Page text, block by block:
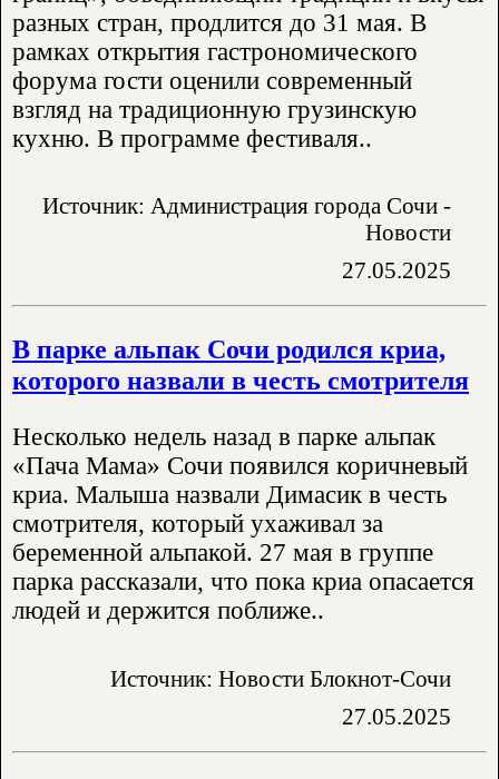
разных стран, продлится до 31 мая. В
рамках открытия гастрономического
форума гости оценили современный
взгляд на традиционную грузинскую
кухню. В программе фестиваля..
Источник: Администрация города Сочи -
Новости
27.05.2025
В парке альпак Сочи родился криа,
которого назвали в честь смотрителя
Несколько недель назад в парке альпак
«Пача Мама» Сочи появился коричневый
криа. Малыша назвали Димасик в честь
смотрителя, который ухаживал за
беременной альпакой. 27 мая в группе
парка рассказали, что пока криа опасается
людей и держится поближе..
Источник: Новости Блокнот-Сочи
27.05.2025